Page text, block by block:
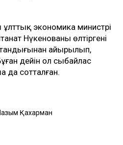
экономика министрі
Нүкенованы өлтіргені
айырылып,
дейін ол сыбайлас
да сотталған.
Қахарман